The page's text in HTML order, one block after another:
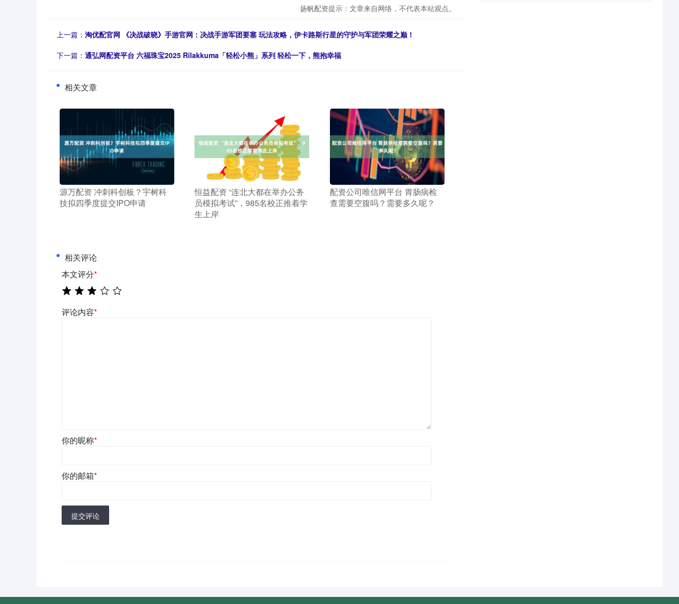
扬帆配资提示：文章来自网络，不代表本站观点。
上一篇： 淘优配官网 《决战破晓》手游官网：决战手游军团要塞 玩法攻略，伊卡路斯行星的守护与军团荣耀之巅！
下一篇： 通弘网配资平台 六福珠宝2025 Rilakkuma「轻松小熊」系列 轻松一下，熊抱幸福
相关文章
​源万配资 冲刺科创板？宇树科
技拟四季度提交IPO申请
​恒益配资 “连北大都在举办公务
员模拟考试”，985名校正推着学
生上岸
​配资公司唯信网平台 胃肠病检
查需要空腹吗？需要多久呢？
相关评论
本文评分*
评论内容*
你的昵称*
你的邮箱*
提交评论